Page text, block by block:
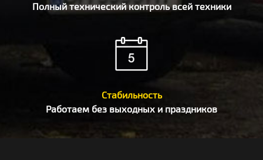
Полный технический контроль всей техники
Стабильность
Работаем без выходных и праздников